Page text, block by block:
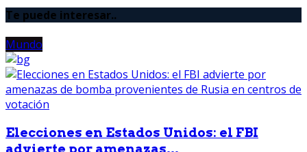
Te puede interesar..
Mundo
Elecciones en Estados Unidos: el FBI